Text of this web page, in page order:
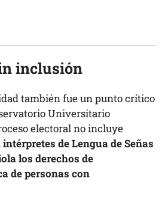
inclusión
también fue un punto crítico
Universitario
electoral no incluye
intérpretes de Lengua de Señas
los derechos de
de personas con